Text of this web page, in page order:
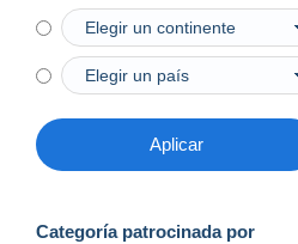
Aplicar
Categoría patrocinada por